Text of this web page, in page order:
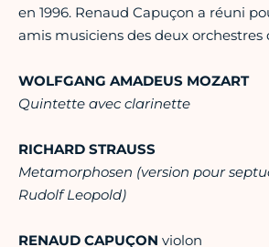
en 1996. Renaud Capuçon a réuni
amis musiciens des deux orchestres
WOLFGANG AMADEUS MOZART
Quintette avec clarinette
RICHARD STRAUSS
Metamorphosen (version pour
Rudolf Leopold)
RENAUD CAPUÇON violon